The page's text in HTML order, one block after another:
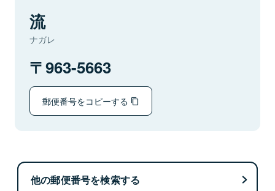
流
ナガレ
963-5663
郵便番号をコピーする
他の郵便番号を検索する